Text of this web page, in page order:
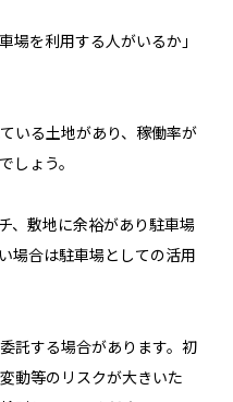
場を利用する人がいるか」
いる土地があり、稼働率が
しょう。
、敷地に余裕があり駐車場
場合は駐車場としての活用
託する場合があります。初
動等のリスクが大きいた